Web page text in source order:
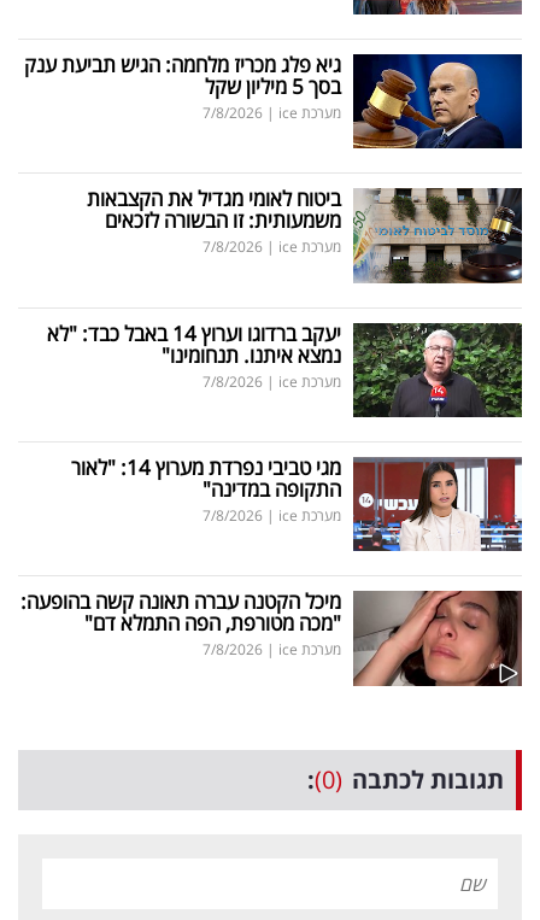
גיא פלג מכריז מלחמה: הגיש תביעת ענק
בסך 5 מיליון שקל
מערכת ice |
7/8/2026
ביטוח לאומי מגדיל את הקצבאות
משמעותית: זו הבשורה לזכאים
מערכת ice |
7/8/2026
יעקב ברדוגו וערוץ 14 באבל כבד: "לא
נמצא איתנו. תנחומינו"
מערכת ice |
7/8/2026
מגי טביבי נפרדת מערוץ 14: "לאור
התקופה במדינה"
מערכת ice |
7/8/2026
מיכל הקטנה עברה תאונה קשה בהופעה:
"מכה מטורפת, הפה התמלא דם"
מערכת ice |
7/8/2026
תגובות לכתבה (0)
: